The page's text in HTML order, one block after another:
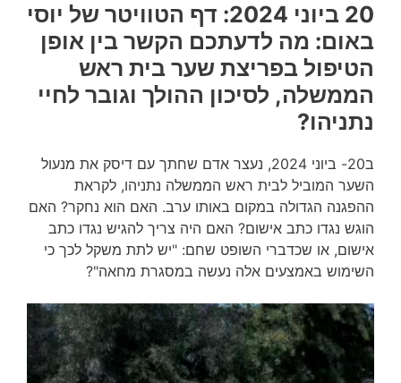
20 ביוני 2024: דף הטוויטר של יוסי
באום: מה לדעתכם הקשר בין אופן
הטיפול בפריצת שער בית ראש
הממשלה, לסיכון ההולך וגובר לחיי
נתניהו?
ב20- ביוני 2024, נעצר אדם שחתך עם דיסק את מנעול
השער המוביל לבית ראש הממשלה נתניהו, לקראת
ההפגנה הגדולה במקום באותו ערב. האם הוא נחקר? האם
הוגש נגדו כתב אישום? האם היה צריך להגיש נגדו כתב
אישום, או שכדברי השופט שחם: "יש לתת משקל לכך כי
השימוש באמצעים אלה נעשה במסגרת מחאה"?